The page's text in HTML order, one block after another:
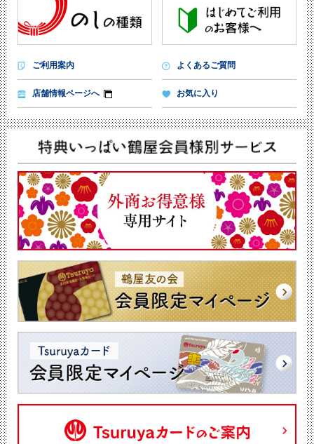
ご利用案内 よくあるご質問
店舗情報ページへ お気に入り